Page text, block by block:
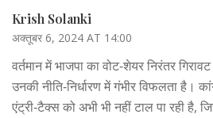
Krish Solanki
अक्तूबर 6, 2024 AT 14:00
वर्तमान में भाजपा का वोट‑शेयर निरंतर
उनकी नीति‑निर्धारण में गंभीर विफलता है।
एंट्री‑टैक्स को अभी भी नहीं टाल पा रही है,